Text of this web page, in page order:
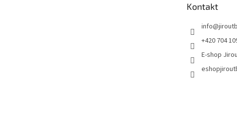
Kontakt
info@
+420 704
E-shop